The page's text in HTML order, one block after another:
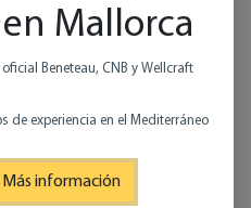
Mallorca
Beneteau, CNB y Wellcraft
de experiencia en el Mediterráneo
Más información